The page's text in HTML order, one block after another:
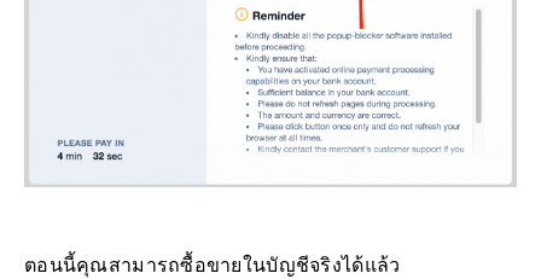
ตอนนี้คุณสามารถซื้อขายในบัญชีจริงได้แล้ว